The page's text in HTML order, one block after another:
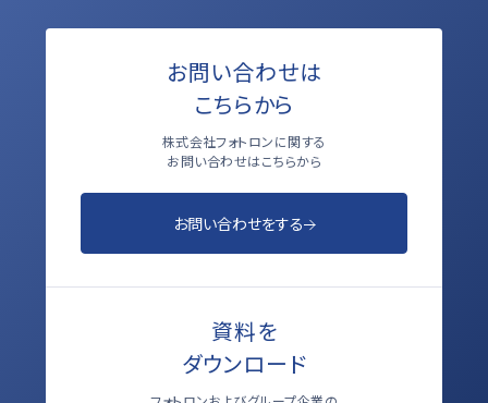
お問い合わせは
こちらから
株式会社フォトロンに関する
お問い合わせはこちらから
お問い合わせをする
資料を
ダウンロード